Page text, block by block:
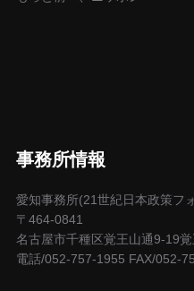
事務所情報
愛知事務所(21世紀日本政策フ
〒464-0841
名古屋市千種区覚王山通9-19
電話/052-757-1955 FAX/052-